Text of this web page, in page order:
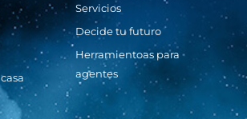
Servicios
Decide tu futuro
Herramientoas para
agentes